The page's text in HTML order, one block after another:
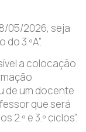
05/2026, seja
3.ºA”.
a colocação
de um docente
que será
e 3.º ciclos”.